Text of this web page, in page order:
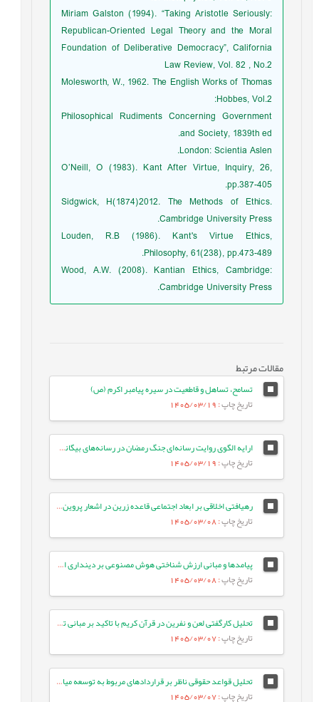
Miriam Galston (1994). “Taking Aristotle Seriously:
Republican-Oriented Legal Theory and the Moral
Foundation of Deliberative Democracy”, California
Law Review, Vol. 82 , No.2
Molesworth, W., 1962. The English Works of Thomas
Hobbes, Vol.2:
Philosophical Rudiments Concerning Government
and Society, 1839th ed.
London: Scientia Aslen.
O’Neill, O (1983). Kant After Virtue, Inquiry, 26,
pp.387-405.
Sidgwick, H(1874)2012. The Methods of Ethics.
Cambridge University Press.
Louden, R.B (1986). Kant's Virtue Ethics,
Philosophy, 61(238), pp.473-489.
Wood, A.W. (2008). Kantian Ethics, Cambridge:
Cambridge University Press.
مقالات مرتبط
تسامح، تساهل و قاطعیت در سیره پیامبر اکرم (ص)
تاریخ چاپ: 1405/03/19
ارایه الگوی روایت رسانه‌ای جنگ رمضان در رسانه‌های بیگانه: مطالعه موردی ایران اینترنشنال
تاریخ چاپ: 1405/03/19
رهیافتی اخلاقی بر ابعاد اجتماعی قاعده زرین در اشعار پروین اعتصامی
تاریخ چاپ: 1405/03/08
پیامدها و مبانی ارزش شناختی هوش مصنوعی بر دینداری انسان معاصر
تاریخ چاپ: 1405/03/08
تحلیل کارگفتی لعن و نفرین در قرآن کریم با تاکید بر مبانی تربیتی آن
تاریخ چاپ: 1405/03/07
تحلیل قواعد حقوقی ناظر بر قراردادهای مربوط به توسعه میادین مشترک نفت و گاز
تاریخ چاپ: 1405/03/07